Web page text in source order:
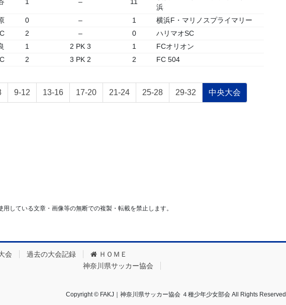
浜
0 – 1
横浜F・マリノスプライマリー
2 – 0
ハリマオSC
1 2 PK 3 1
FCオリオン
2 3 PK 2 2 FC 504
固
定
9-12
固
定
13-16
固
定
17-20
固
定
21-24
固
定
25-28
固
定
29-32
固
定
中央大会
用している文章・画像等の無断での複製・転載を禁止します。
会 過去の大会記録
ＨＯＭＥ
神奈川県サッカー協会
Copyright © FAKJ｜神奈川県サッカー協会 ４種少年少女部会 All Rights Reserved.